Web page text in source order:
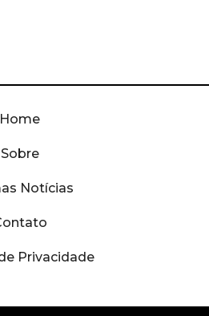
Home
Sobre
Notícias
Privacidade